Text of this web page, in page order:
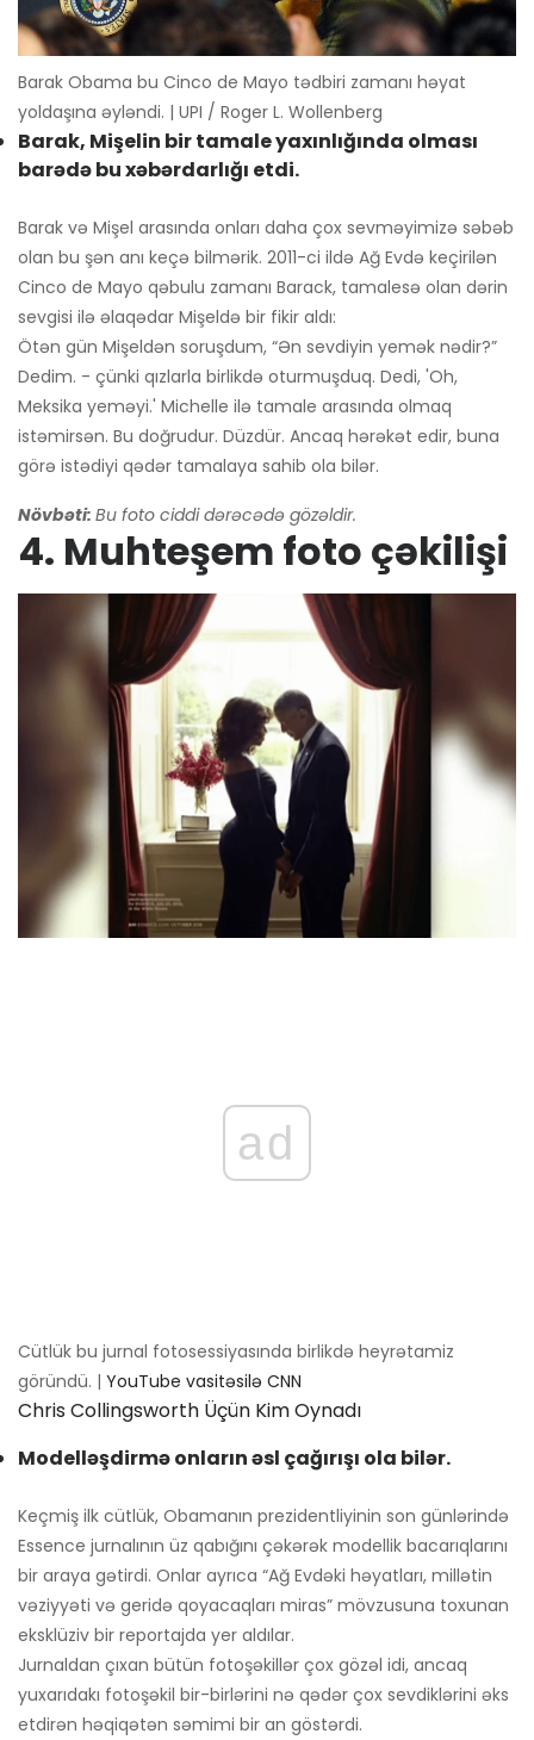
Barak Obama bu Cinco de Mayo tədbiri zamanı həyat
yoldaşına əyləndi. | UPI / Roger L. Wollenberg
Barak, Mişelin bir tamale yaxınlığında olması
barədə bu xəbərdarlığı etdi.
Barak və Mişel arasında onları daha çox sevməyimizə səbəb
olan bu şən anı keçə bilmərik. 2011-ci ildə Ağ Evdə keçirilən
Cinco de Mayo qəbulu zamanı Barack, tamalesə olan dərin
sevgisi ilə əlaqədar Mişeldə bir fikir aldı:
Ötən gün Mişeldən soruşdum, “Ən sevdiyin yemək nədir?”
Dedim. - çünki qızlarla birlikdə oturmuşduq. Dedi, 'Oh,
Meksika yeməyi.' Michelle ilə tamale arasında olmaq
istəmirsən. Bu doğrudur. Düzdür. Ancaq hərəkət edir, buna
görə istədiyi qədər tamalaya sahib ola bilər.
Növbəti: Bu foto ciddi dərəcədə gözəldir.
4. Muhteşem foto çəkilişi
ad
Cütlük bu jurnal fotosessiyasında birlikdə heyrətamiz
göründü. | YouTube vasitəsilə CNN
Chris Collingsworth Üçün Kim Oynadı
Modelləşdirmə onların əsl çağırışı ola bilər.
Keçmiş ilk cütlük, Obamanın prezidentliyinin son günlərində
Essence jurnalının üz qabığını çəkərək modellik bacarıqlarını
bir araya gətirdi. Onlar ayrıca “Ağ Evdəki həyatları, millətin
vəziyyəti və geridə qoyacaqları miras” mövzusuna toxunan
eksklüziv bir reportajda yer aldılar.
Jurnaldan çıxan bütün fotoşəkillər çox gözəl idi, ancaq
yuxarıdakı fotoşəkil bir-birlərini nə qədər çox sevdiklərini əks
etdirən həqiqətən səmimi bir an göstərdi.